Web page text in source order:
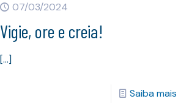
07/03/2024
Vigie, ore e creia!
[…]
Saiba mais